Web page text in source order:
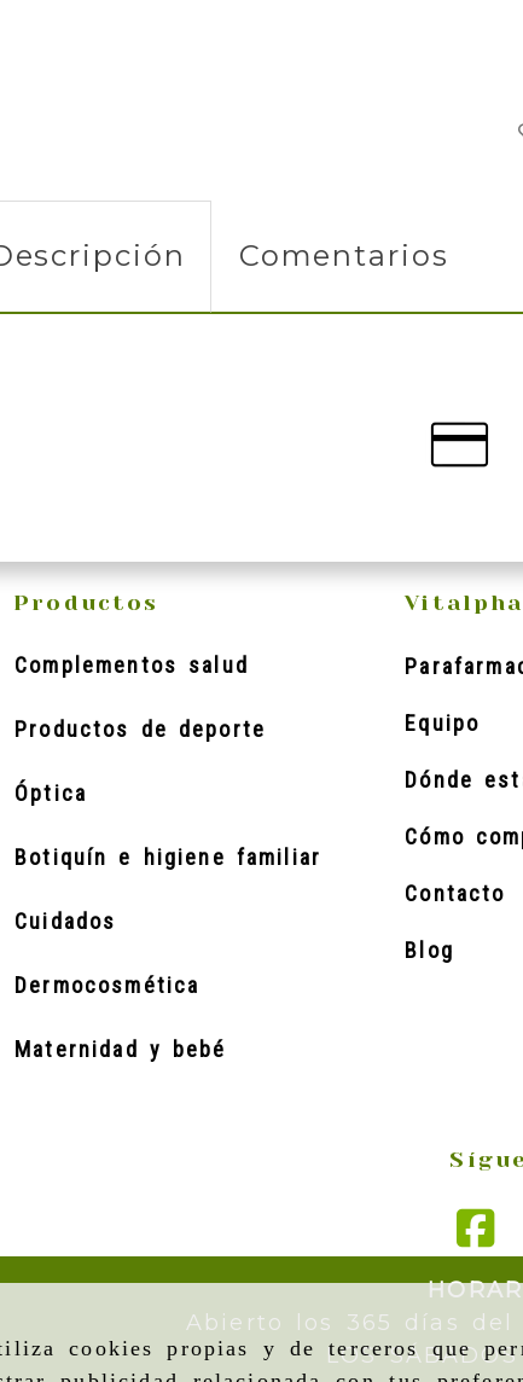
cookies propias y de terceros que
Comentarios
Productos
Complementos salud
Productos de deporte
Óptica
Botiquín e higiene familiar
Cuidados
Dermocosmética
Maternidad y bebé
Equipo
Dónde
Cómo
Contacto
Blog
Abierto los 365 días del
LOS